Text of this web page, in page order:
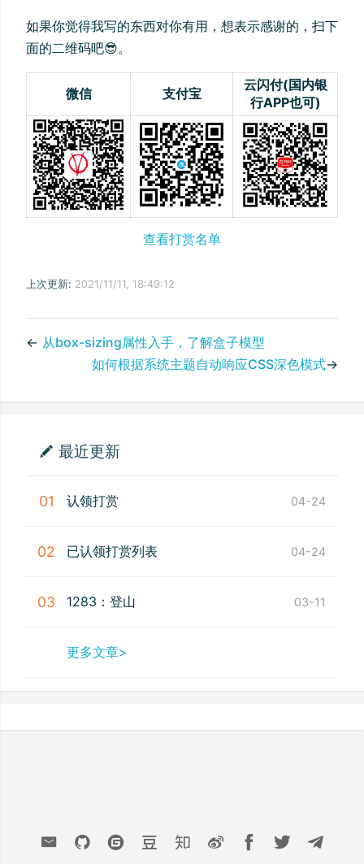
如果你觉得我写的东西对你有用，想表示感谢的，扫下
面的二维码吧😎。
微信 支付宝
云闪付(国内银
行APP也可)
查看打赏名单
上次更新: 2021/11/11, 18:49:12
← 从box-sizing属性入手，了解盒子模型
如何根据系统主题自动响应CSS深色模式→
最近更新
01 认领打赏 04-24
02 已认领打赏列表 04-24
03 1283：登山 03-11
更多文章>